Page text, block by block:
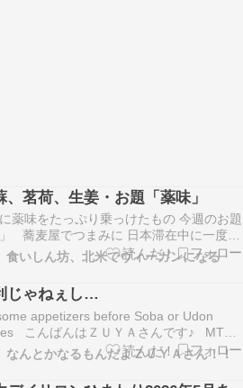
、茗荷、生姜・お題「薬味」
薬味をたっぷり乗っけたもの 今週のお題
」 蕎麦屋でつまみに 日本滞在中に一度だ
会ってご飯食べる機会がありました。
もあったのでご飯を食べる場所はビジネス
の下町。 ヴィーガンの店を探すのも面倒
で、蕎麦屋に入りました。 蕎麦屋は…
食いしん坊、北米でヴィーガンになる
じゃねぇし…
appetizers before Soba or Udon
こんばんはＺＵＹＡさんです♪ MTG
会社に変わってから まぁ日々それが多い
して…???? ※TKGではありません Do
cucum…
なんとかなるもんだよＺＵＹＡさん！！